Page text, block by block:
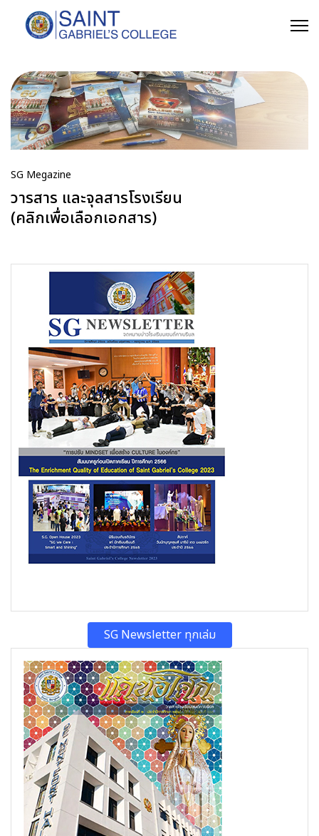
SG Megazine
วารสาร และจุลสารโรงเรียน
(คลิกเพื่อเลือกเอกสาร)
SG Newsletter ทุกเล่ม